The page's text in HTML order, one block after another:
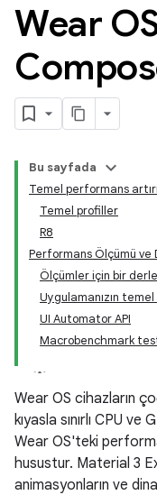
Wear
Bu sayfada
Temel performans
Temel profiller
R8
Performans Ölçümü ve
Ölçümler için bir
Uygulamanızın
UI Automator API
Macrobenchmark
Wear OS cihazların
kıyasla sınırlı CPU
Wear OS'teki
husustur. Material 3
animasyonların ve